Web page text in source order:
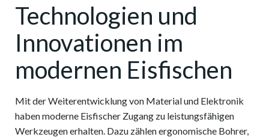
Technologien und
Innovationen im
modernen Eisfischen
Mit der Weiterentwicklung von Material und Elektronik
haben moderne Eisfischer Zugang zu leistungsfähigen
Werkzeugen erhalten. Dazu zählen ergonomische Bohrer,